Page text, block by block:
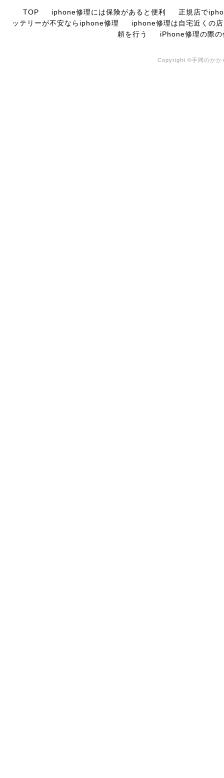
TOP iphone修理には保険があると便利
正規店で
ッテリーが不安ならiphone修理
iphone修理は自宅近くの
頼を行う
iPhone修理の際の
Copyright ©手間のか